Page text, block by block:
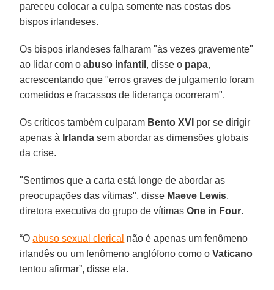
pareceu colocar a culpa somente nas costas dos
bispos irlandeses.
Os bispos irlandeses falharam "às vezes gravemente"
ao lidar com oabuso infantil , disse o papa,
acrescentando que "erros graves de julgamento foram
cometidos e fracassos de liderança ocorreram".
Os críticos também culparam Bento XVI por se dirigir
apenas à Irlanda sem abordar as dimensões globais
da crise.
"Sentimos que a carta está longe de abordar as
preocupações das vítimas", disse Maeve Lewis,
diretora executiva do grupo de vítimasOne in Four.
“Oabuso sexual clerical não é apenas um fenômeno
irlandês ou um fenômeno anglófono como oVaticano
tentou afirmar”, disse ela.